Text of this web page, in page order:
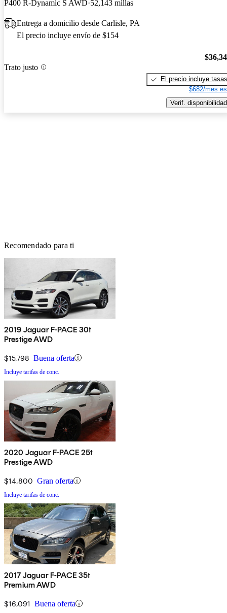
P400 R-Dynamic S AWD 52,143 millas
Entrega a domicilio desde Carlisle, PA
El precio incluye envío de $154
Trato justo
El precio incluye tasas
$682/mes
Verif. disponibilidad
Recomendado para ti
2019 Jaguar F-PACE 30t
Prestige AWD
$15,798 Buena oferta
Incluye tarifas de conc.
2020 Jaguar F-PACE 25t
Prestige AWD
$14,800 Gran oferta
Incluye tarifas de conc.
2017 Jaguar F-PACE 35t
Premium AWD
$16,091 Buena oferta